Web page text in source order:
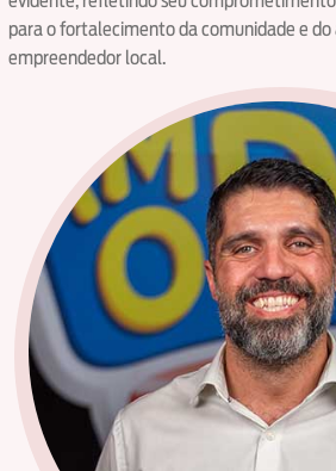
para o fortalecimento da comunidade e
empreendedor local.